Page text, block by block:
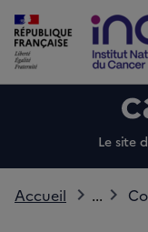
Le site
Accueil ...